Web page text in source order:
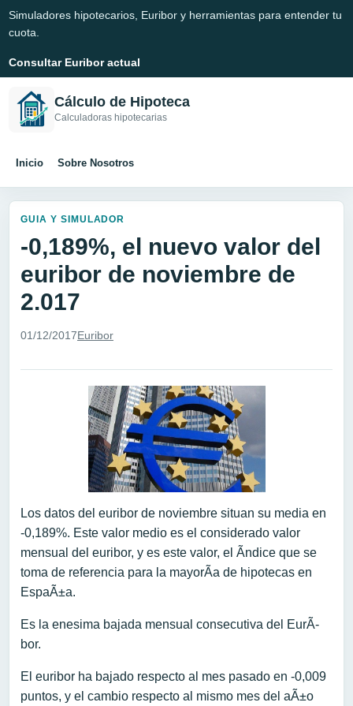
Simuladores hipotecarios, Euribor y herramientas para entender tu
cuota.
Consultar Euribor actual
Cálculo de Hipoteca
Calculadoras hipotecarias
Inicio Sobre Nosotros
GUIA Y SIMULADOR
-0,189%, el nuevo valor del
euribor de noviembre de
2.017
01/12/2017Euribor
Los datos del euribor de noviembre situan su media en
-0,189%. Este valor medio es el considerado valor
mensual del euribor, y es este valor, el Ã­ndice que se
toma de referencia para la mayorÃ­a de hipotecas en
EspaÃ±a.
Es la enesima bajada mensual consecutiva del EurÃ­
bor.
El euribor ha bajado respecto al mes pasado en -0,009
puntos, y el cambio respecto al mismo mes del aÃ±o